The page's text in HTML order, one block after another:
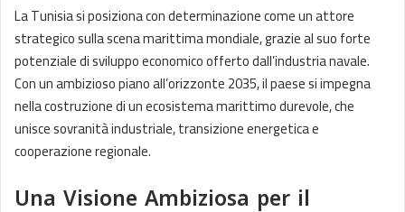
La Tunisia si posiziona con determinazione come un attore
strategico sulla scena marittima mondiale, grazie al suo forte
potenziale di sviluppo economico offerto dall’industria navale.
Con un ambizioso piano all’orizzonte 2035, il paese si impegna
nella costruzione di un ecosistema marittimo durevole, che
unisce sovranità industriale, transizione energetica e
cooperazione regionale.
Una Visione Ambiziosa per il